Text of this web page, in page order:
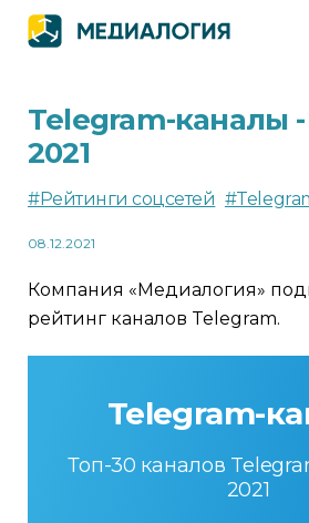
Telegram-каналы
2021
#Рейтинги соцсетей
08.12.2021
Компания «Медиалогия»
рейтинг каналов Telegram.
Telegram-
Топ-30 каналов
2021